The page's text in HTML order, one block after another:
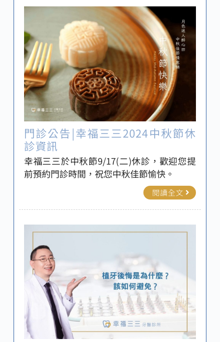
笑容。
門診公告|幸福三三2024中秋節休
診資訊
幸福三三於中秋節9/17(二)休診，歡迎您提
前預約門診時間，祝您中秋佳節愉快。
閱讀全文